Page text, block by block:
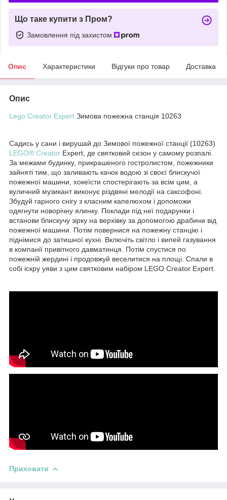
Що таке купити з Пром?
Замовлення під захистом
Опис Характеристики Відгуки про товар Доставка
Опис
Lego Creator Expert Зимова пожежна станція 10263
Садись у сани і вирушай до Зимової пожежної станції (10263)
LEGO® Creator Expert, де святковий сезон у самому розпалі.
За межами будинку, прикрашеного гостролистом, пожежники
зайняті тим, що заливають качок водою зі своєї блискучої
пожежної машини, хокеїсти спостерігають за всім цим, а
вуличний музикант виконує різдвяні мелодії на саксофоні.
Збудуй гарного снігу з класним капелюхом і допоможи
одягнути новорічну ялинку. Поклади під неї подарунки і
встанови блискучу зірку на верхівку за допомогою драбини від
пожежної машини. Потім повернися на пожежну станцію і
піднімися до затишної кухні. Включіть світло і випей газування
в компанії привітного давматинця. Потім спустися по
пожежній жердині і продовжуй веселитися на площі. Спали в
собі іскру уяви з цим святковим набіром LEGO Creator Expert.
Приховати